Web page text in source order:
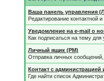
Ваша панель управления
Редактирование контактной
Уведомление на e-mail о
Как подписаться на тему
Личный ящик (PM)
Отправка личных
Контакт с
Где найти список